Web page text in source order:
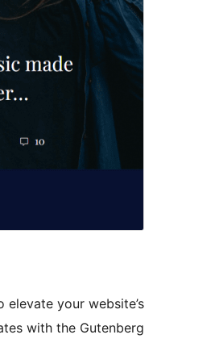
your website’s
with the Gutenberg